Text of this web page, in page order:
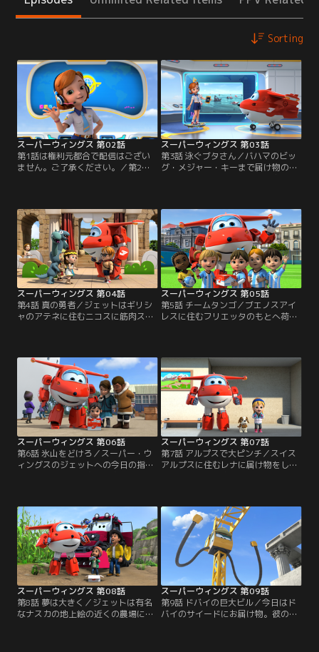
Sorting
スーパーウィングス 第02話
第1話は権利元都合で配信はござい
ません。ご了承ください。／第2話
住むデマに救急箱を届ける事。そこ
には幻の雪男イェティがいる事を知
り、それも楽しみに届けに行くと、
デマの友達のクマのドルジの子供
が、崖に突き出た木に置き去りにな
り大ピンチ。
スーパーウィングス 第03話
第3話 泳ぐブタさん／バハマのビッ
グ・メジャー・キーまで届け物の依
けることはできたが、ブタ達に餌や
りをしているときに嵐に会う。ブタ
達を浜まで誘導しようとするが風が
強く、ブタ達は流されてしまう。自
分だけでは解決できないと思ったジ
ェットは…。
スーパーウィングス 第04話
第4話 真の勇者／ジェットはギリシ
ャのアテネに住むニコスに筋肉スー
走。ジェットはドニーとジェローム
の力を借りて何とかスーツを回収。
でもスーツには穴が開いていた。が
っかりするニコスに、演劇コーチは
演技力で選んだのだと言う。
スーパーウィングス 第05話
第5話 チームタンゴ／ブエノスアイ
レスに住むフリエッタのもとへ荷物
エッタをタンゴの練習に連れ出して
しまう。大事なサッカーの試合を控
えたフリエッタはダンスの練習に集
中できず、ママに本心を打ち明け
る。フリエッタの気持ちを理解した
ママは…。
スーパーウィングス 第06話
第6話 氷山をどけろ／スーパー・ウ
ィングスのジェットへの今日の指令
今日はヤーリがクルーズ船ティッピ
号の一日船長をつとめるのだ。ティ
ッピ号が氷河の中を進んでいくと、
氷の上に取り残された子グマを助け
られないでいるホッキョクグマの母
親を見つけた。
スーパーウィングス 第07話
第7話 アルプスで大ピンチ／スイス
アルプスに住むレナに届け物をした
に乗せられて頂上の駅まで向かう途
中にハインツが脱線してしまう。本
部と連絡を取るための通信機も壊れ
てしまうが、救助犬を目指す子犬の
ビギーの活躍でディジーとトッドを
呼ぶことに成功し…。
スーパーウィングス 第08話
第8話 夢は大きく／ジェットは有名
なナスカの地上絵の近くの農場に住
スーパーウィングス 第09話
第9話 ドバイの巨大ビル／今日はド
バイのサイードにお届け物。彼の母